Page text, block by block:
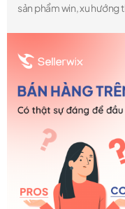
sản phẩm win, xu hướng